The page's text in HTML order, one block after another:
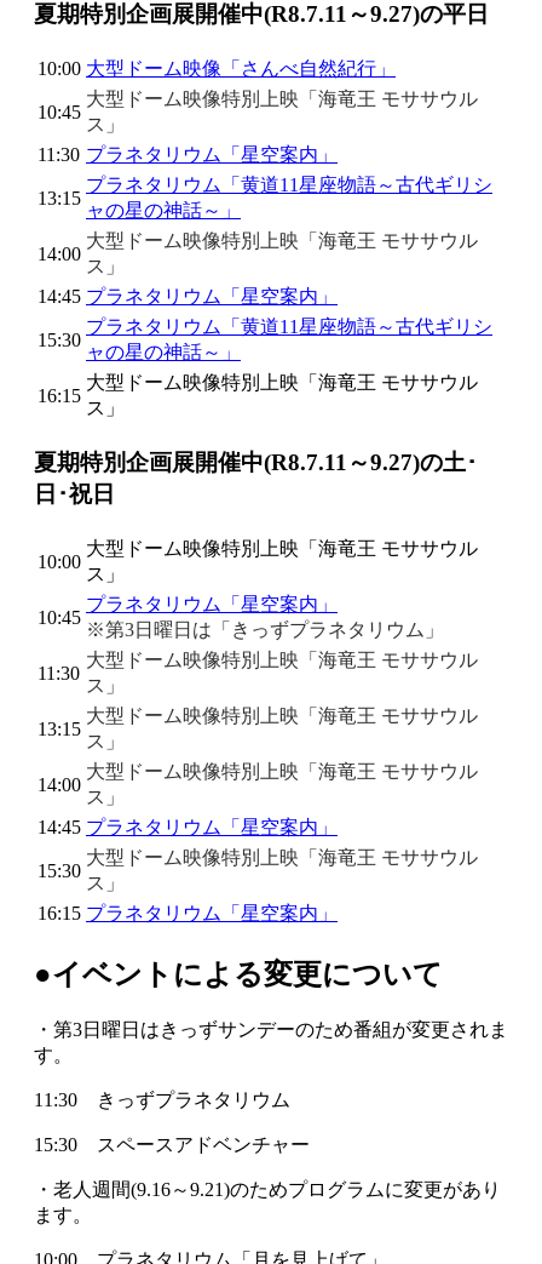
夏期特別企画展開催中(R8.7.11～9.27)の平日
10:00 大型ドーム映像「さんべ自然紀行」
10:45
大型ドーム映像特別上映「海竜王 モササウル
ス」
11:30 プラネタリウム「星空案内」
13:15
プラネタリウム「黄道11星座物語～古代ギリシ
ャの星の神話～」
14:00
大型ドーム映像特別上映「海竜王 モササウル
ス」
14:45 プラネタリウム「星空案内」
15:30
プラネタリウム「黄道11星座物語～古代ギリシ
ャの星の神話～」
16:15
大型ドーム映像特別上映「海竜王 モササウル
ス」
夏期特別企画展開催中(R8.7.11～9.27)の土･
日･祝日
10:00
大型ドーム映像特別上映「海竜王 モササウル
ス」
10:45
プラネタリウム「星空案内」
※第3日曜日は「きっずプラネタリウム」
11:30
大型ドーム映像特別上映「海竜王 モササウル
ス」
13:15
大型ドーム映像特別上映「海竜王 モササウル
ス」
14:00
大型ドーム映像特別上映「海竜王 モササウル
ス」
14:45 プラネタリウム「星空案内」
15:30
大型ドーム映像特別上映「海竜王 モササウル
ス」
16:15 プラネタリウム「星空案内」
●イベントによる変更について
・第3日曜日はきっずサンデーのため番組が変更されま
す。
11:30 きっずプラネタリウム
15:30 スペースアドベンチャー
・老人週間(9.16～9.21)のためプログラムに変更があり
ます。
10:00 プラネタリウム「月を見上げて」